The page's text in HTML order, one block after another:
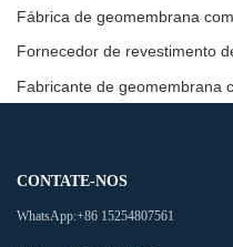
Fábrica de geomembrana
Fabricante de geomembrana
CONTATE-NOS
WhatsApp:+86 15254807561